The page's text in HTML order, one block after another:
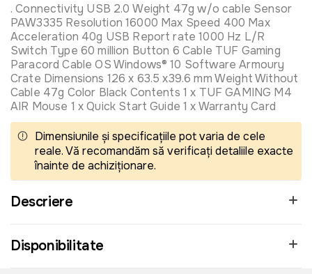
. Connectivity USB 2.0 Weight 47g w/o cable Sensor
PAW3335 Resolution 16000 Max Speed 400 Max
Acceleration 40g USB Report rate 1000 Hz L/R
Switch Type 60 million Button 6 Cable TUF Gaming
Paracord Cable OS Windows® 10 Software Armoury
Crate Dimensions 126 x 63.5 x39.6 mm Weight Without
Cable 47g Color Black Contents 1 x TUF GAMING M4
AIR Mouse 1 x Quick Start Guide 1 x Warranty Card
Dimensiunile și specificațiile pot varia de cele
reale. Vă recomandăm să verificați detaliile exacte
înainte de achiziționare.
Descriere
Disponibilitate